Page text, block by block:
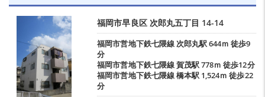
福岡市早良区 次郎丸五丁目 14-14
福岡市営地下鉄七隈線 次郎丸駅644ｍ 徒歩9
分
福岡市営地下鉄七隈線賀茂駅778ｍ 徒歩12分
福岡市営地下鉄七隈線橋本駅 1,524ｍ 徒歩22
分